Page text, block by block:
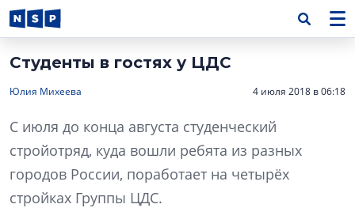
Студенты в гостях у ЦДС
Юлия Михеева 4 июля 2018 в 06:18
С июля до конца августа студенческий
стройотряд, куда вошли ребята из разных
городов России, поработает на четырёх
стройках Группы ЦДС.